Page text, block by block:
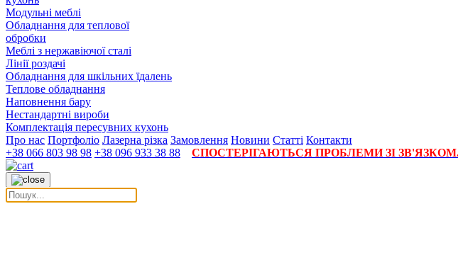
Модульні меблі
Обладнання для теплової
обробки
Меблі з нержавіючої сталі
Лінії роздачі
Обладнання для шкільних їдалень
Теплове обладнання
Наповнення бару
Нестандартні вироби
Комплектація пересувних кухонь
Про нас Портфоліо Лазерна різка Замовлення Новини Статті Контакти
+38 066 803 98 98 +38 096 933 38 88 СПОСТЕРІГАЮТЬСЯ ПРОБЛЕМИ ЗІ